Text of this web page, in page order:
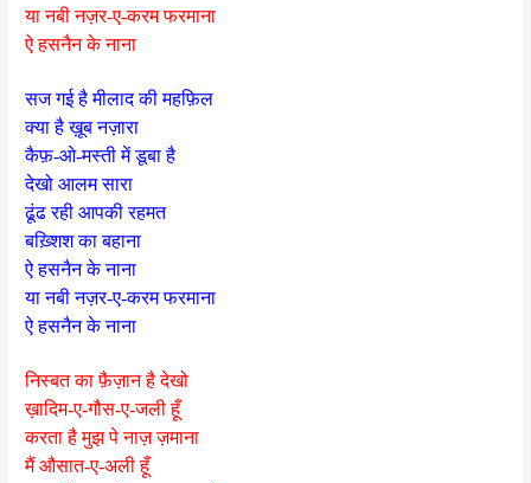
या नबी नज़र-ए-करम फरमाना
ऐ हसनैन के नाना
सज गई है मीलाद की महफ़िल
क्या है ख़ूब नज़ारा
कैफ़-ओ-मस्ती में डूबा है
देखो आलम सारा
ढूंढ रही आपकी रहमत
बख़्शिश का बहाना
ऐ हसनैन के नाना
या नबी नज़र-ए-करम फरमाना
ऐ हसनैन के नाना
निस्बत का फ़ैज़ान है देखो
ख़ादिम-ए-गौस-ए-जली हूँ
करता है मुझ पे नाज़ ज़माना
मैं औसात-ए-अली हूँ